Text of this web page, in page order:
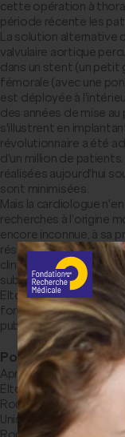
cette opération à
période récente les
La solution alternative
valvulaire aortique
dans un stent (un petit
fémorale (avec une
est déployée à
des années de mise
s'illustrent en
révolutionnaire a été
d'un million de
réalisées aujourd'hui
sont minimisées.
Mais la cardiologue
recherches à l'origine
encore inconnue, à sa
réseau qu'elle
clinique pour alléger
substituer à la
Eltchaninoff,
former les
public sur cette
Portrait
Après ses premières
Eltchaninoff débute
Rouen. Puis, après 2
Unis, elle devient chef